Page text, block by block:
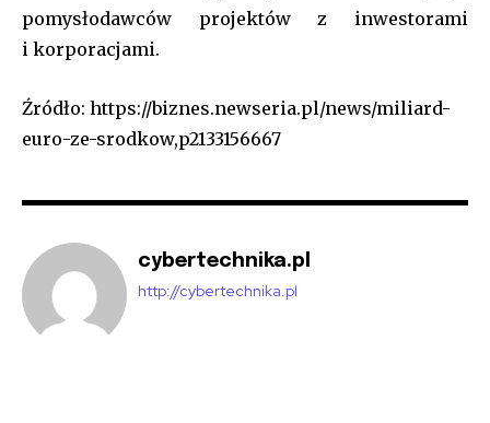
pomysłodawców projektów z inwestorami
i korporacjami.
Źródło: https://biznes.newseria.pl/news/miliard-
euro-ze-srodkow,p2133156667
cybertechnika.pl
http://cybertechnika.pl